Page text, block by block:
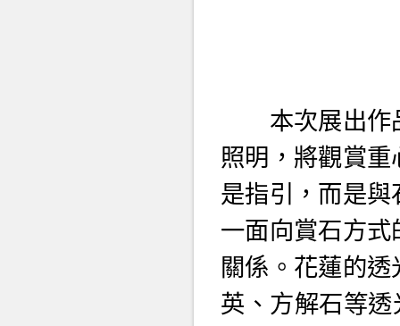
本次展出作品
照明，將觀賞
是指引，而是
一面向賞石方
關係。花蓮的
英、方解石等